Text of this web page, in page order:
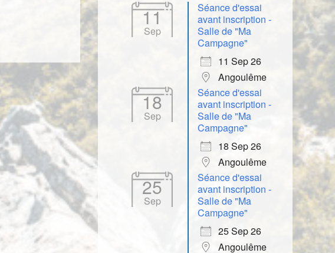
11
Sep
Séance d'essai
avant inscription -
Salle de "Ma
Campagne"
11 Sep 26
Angoulême
18
Sep
Séance d'essai
avant inscription -
Salle de "Ma
Campagne"
18 Sep 26
Angoulême
25
Sep
Séance d'essai
avant inscription -
Salle de "Ma
Campagne"
25 Sep 26
Angoulême